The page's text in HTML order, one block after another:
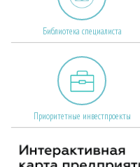
Библиотека специалиста
Приоритетные инвестпроекты